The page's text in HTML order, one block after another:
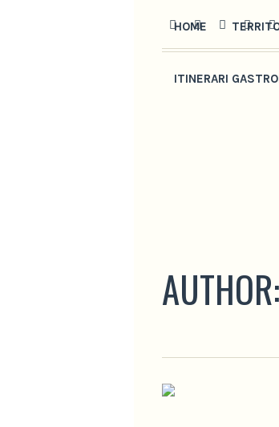
HOME
ITINERARI
AUTHOR: